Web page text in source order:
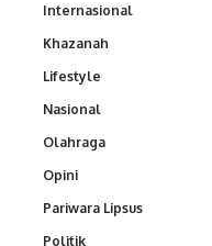
Internasional
Khazanah
Lifestyle
Nasional
Olahraga
Opini
Pariwara Lipsus
Politik